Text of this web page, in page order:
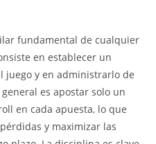
fundamental de cualquier
en establecer un
juego y en administrarlo de
es apostar solo un
en cada apuesta, lo que
y maximizar las